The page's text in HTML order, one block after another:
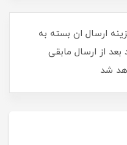
ارسال ان بسته به
بعد از ارسال مابقی
شد